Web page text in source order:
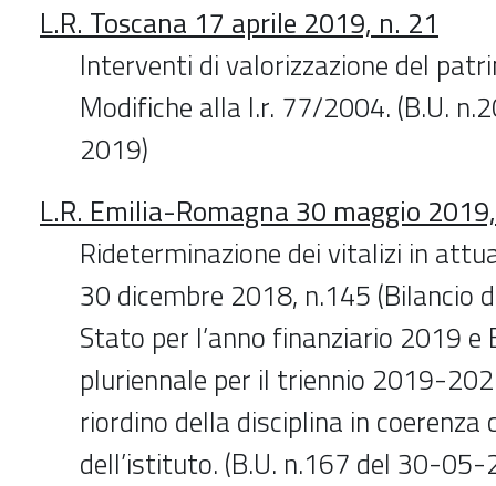
L.R. Toscana 17 aprile 2019, n. 21
Interventi di valorizzazione del
Modifiche alla l.r. 77/2004. (B.U.
2019)
L.R. Emilia-Romagna 30 maggio
Rideterminazione dei vitalizi in
30 dicembre 2018, n.145 (Bilancio
Stato per l’anno finanziario 2019 e
pluriennale per il triennio 2019-
riordino della disciplina in coerenza
dell’istituto. (B.U. n.167 del 30-